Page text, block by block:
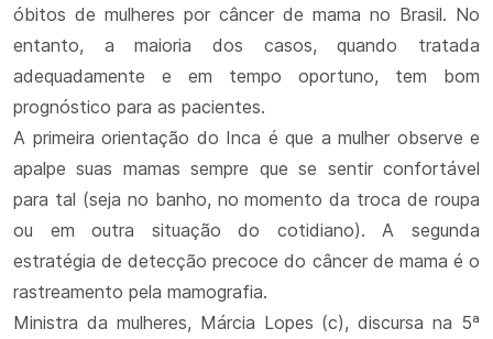
óbitos de mulheres por câncer de mama no Brasil. No
entanto, a maioria dos casos, quando tratada
adequadamente e em tempo oportuno, tem bom
prognóstico para as pacientes.
A primeira orientação do Inca é que a mulher observe e
apalpe suas mamas sempre que se sentir confortável
para tal (seja no banho, no momento da troca de roupa
ou em outra situação do cotidiano). A segunda
estratégia de detecção precoce do câncer de mama é o
rastreamento pela mamografia.
Ministra da mulheres, Márcia Lopes (c), discursa na 5ª